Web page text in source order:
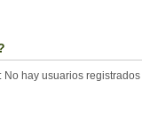
hay usuarios